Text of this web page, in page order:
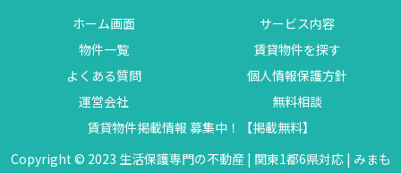
ホーム画面
サービス内容
物件一覧
賃貸物件を探す
よくある質問
個人情報保護方針
運営会社
無料相談
賃貸物件掲載情報 募集中！【掲載無料】
Copyright © 2023 生活保護専門の不動産 | 関東1都6県対応 | みまも